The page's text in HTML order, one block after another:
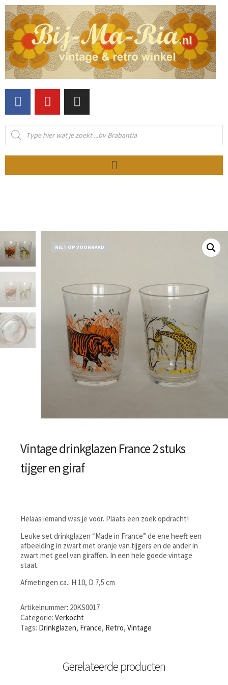
NIET OP VOORRAAD
Vintage drinkglazen France 2 stuks
tijger en giraf
Helaas iemand was je voor. Plaats een zoek opdracht!
Leuke set drinkglazen “Made in France” de ene heeft een
afbeelding in zwart met oranje van tijgers en de ander in
zwart met geel van giraffen. In een hele goede vintage
staat.
Afmetingen ca.: H 10, D 7,5 cm
Artikelnummer: 20KS0017
Categorie: Verkocht
Tags: Drinkglazen, France, Retro, Vintage
Gerelateerde producten